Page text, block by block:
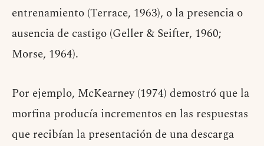
entrenamiento (Terrace, 1963), o la presencia o
ausencia de castigo (Geller & Seifter, 1960;
Morse, 1964).
Por ejemplo, McKearney (1974) demostró que la
morfina producía incrementos en las respuestas
que recibían la presentación de una descarga